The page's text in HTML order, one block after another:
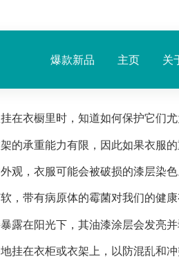
爆款新品 主页 关
衣橱里时，知道如何保护它们尤
承重能力有限，因此如果衣服
，衣服可能会被破损的漆层染色
带有病原体的霉菌对我们的健
露在阳光下，其油漆涂层会发亮并
挂在衣柜或衣架上，以防混乱和冲